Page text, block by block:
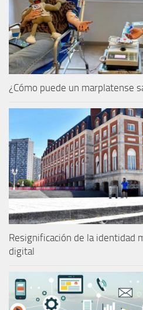
¿Cómo puede un marplatense
Resignificación de la identidad
digital